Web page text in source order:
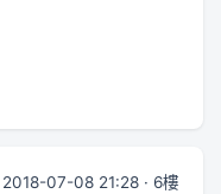
2018-07-08 21:28 · 6樓